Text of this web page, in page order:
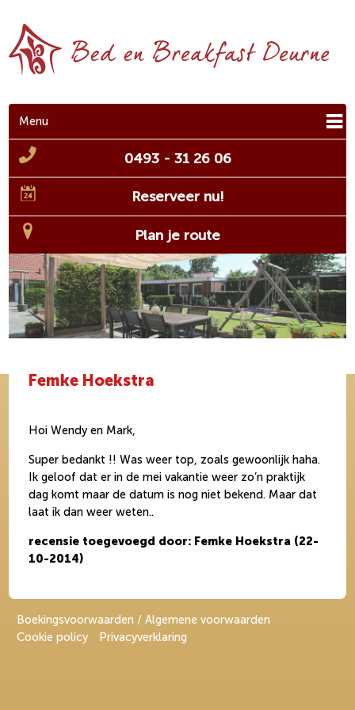
Menu
0493 - 31 26 06
Reserveer nu!
Plan je route
Femke Hoekstra
Hoi Wendy en Mark,
Super bedankt !! Was weer top, zoals gewoonlijk haha.
Ik geloof dat er in de mei vakantie weer zo’n praktijk
dag komt maar de datum is nog niet bekend. Maar dat
laat ik dan weer weten..
recensie toegevoegd door: Femke Hoekstra (22-
10-2014)
Boekingsvoorwaarden / Algemene voorwaarden
Cookie policy
Privacyverklaring